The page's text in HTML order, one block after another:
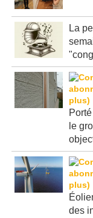
La
le
des